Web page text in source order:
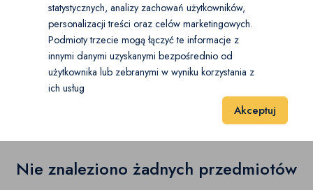
Maseczki(0)
Rękawiczki(0)
Żele antybakteryjne
Zdrowie i Uroda Środki ochrony Rękawiczki
Rękawiczki (0)
20 60
Nie znaleziono żadnych przedmiotów
statystycznych, analizy zachowań użytkowników,
personalizacji treści oraz celów marketingowych.
Podmioty trzecie mogą łączyć te informacje z
innymi danymi uzyskanymi bezpośrednio od
użytkownika lub zebranymi w wyniku korzystania z
ich usług
Akceptuj